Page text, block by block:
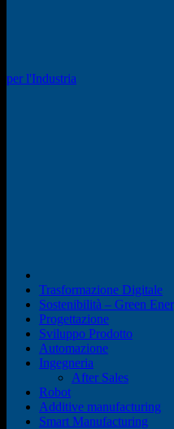
per l'Industria
Trasformazione Digitale
Sostenibilità – Green
Progettazione
Sviluppo Prodotto
Automazione
Ingegneria
After Sales
Robot
Additive manufacturing
Smart Manufacturing